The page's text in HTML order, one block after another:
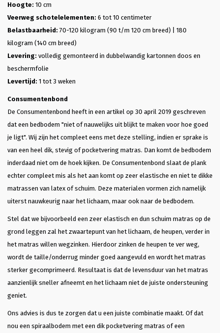
Hoogte: 10 cm
Veerweg schotelelementen: 6 tot 10 centimeter
Belastbaarheid: 70-120 kilogram (90 t/m 120 cm breed) | 180
kilogram (140 cm breed)
Levering: volledig gemonteerd in dubbelwandig kartonnen doos en
beschermfolie
Levertijd: 1 tot 3 weken
Consumentenbond
De Consumentenbond heeft in een artikel op 30 april 2019 geschreven
dat een bedbodem "niet of nauwelijks uit blijkt te maken voor hoe goed
je ligt". Wij zijn het compleet eens met deze stelling, indien er sprake is
van een heel dik, stevig of pocketvering matras. Dan komt de bedbodem
inderdaad niet om de hoek kijken. De Consumentenbond slaat de plank
echter compleet mis als het aan komt op zeer elastische en niet te dikke
matrassen van latex of schuim. Deze materialen vormen zich namelijk
uiterst nauwkeurig naar het lichaam, maar ook naar de bedbodem.
Stel dat we bijvoorbeeld een zeer elastisch en dun schuim matras op de
grond leggen zal het zwaartepunt van het lichaam, de heupen, verder in
het matras willen wegzinken. Hierdoor zinken de heupen te ver weg,
wordt de taille/onderrug minder goed aangevuld en wordt het matras
sterker gecomprimeerd. Resultaat is dat de levensduur van het matras
aanzienlijk sneller afneemt en het lichaam niet de juiste ondersteuning
geniet.
Ons advies is dus te zorgen dat u een juiste combinatie maakt. Of dat
nou een spiraalbodem met een dik pocketvering matras of een